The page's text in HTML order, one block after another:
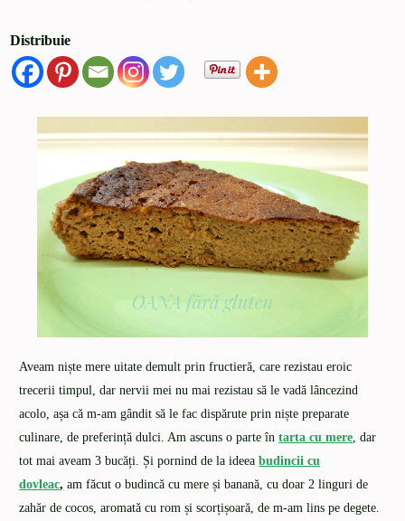
Distribuie
Aveam niște mere uitate demult prin fructieră, care rezistau eroic
trecerii timpul, dar nervii mei nu mai rezistau să le vadă lâncezind
acolo, așa că m-am gândit să le fac dispărute prin niște preparate
culinare, de preferință dulci. Am ascuns o parte întarta cu mere , dar
tot mai aveam 3 bucăți. Și pornind de la ideeabudincii cu
dovleac, am făcut o budincă cu mere și banană, cu doar 2 linguri de
zahăr de cocos, aromată cu rom și scorțișoară, de m-am lins pe degete.